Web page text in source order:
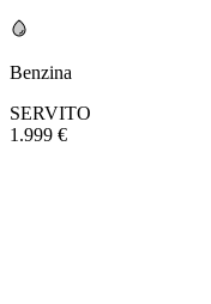
Benzina
SERVITO
1.999 €